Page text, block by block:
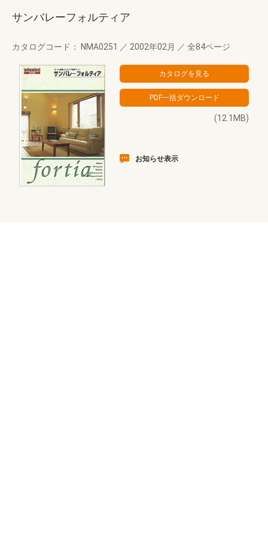
サンバレーフォルティア
カタログコード： NMA0251 ／ 2002年02月 ／ 全84ページ
(12.1MB)
お知らせ表示